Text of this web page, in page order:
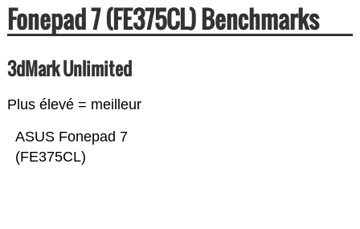
Fonepad 7 (FE375CL) Benchmarks
3dMark Unlimited
Plus élevé = meilleur
ASUS Fonepad 7
(FE375CL)